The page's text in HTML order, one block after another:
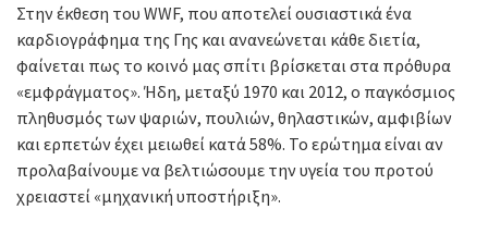
Στην έκθεση του WWF, που αποτελεί ουσιαστικά ένα
καρδιογράφημα της Γης και ανανεώνεται κάθε διετία,
φαίνεται πως το κοινό μας σπίτι βρίσκεται στα πρόθυρα
«εμφράγματος». Ήδη, μεταξύ 1970 και 2012, ο παγκόσμιος
πληθυσμός των ψαριών, πουλιών, θηλαστικών, αμφιβίων
και ερπετών έχει μειωθεί κατά 58%. Το ερώτημα είναι αν
προλαβαίνουμε να βελτιώσουμε την υγεία του προτού
χρειαστεί «μηχανική υποστήριξη».